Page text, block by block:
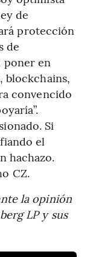
de
protección
de
poner en
blockchains,
convencido
Si
el
hachazo.
CZ.
la opinión
LP y sus